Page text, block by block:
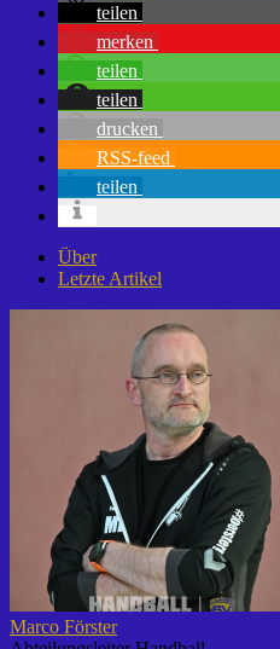
teilen
merken
teilen
teilen
drucken
RSS-feed
teilen
Über
Letzte Artikel
Marco Förster